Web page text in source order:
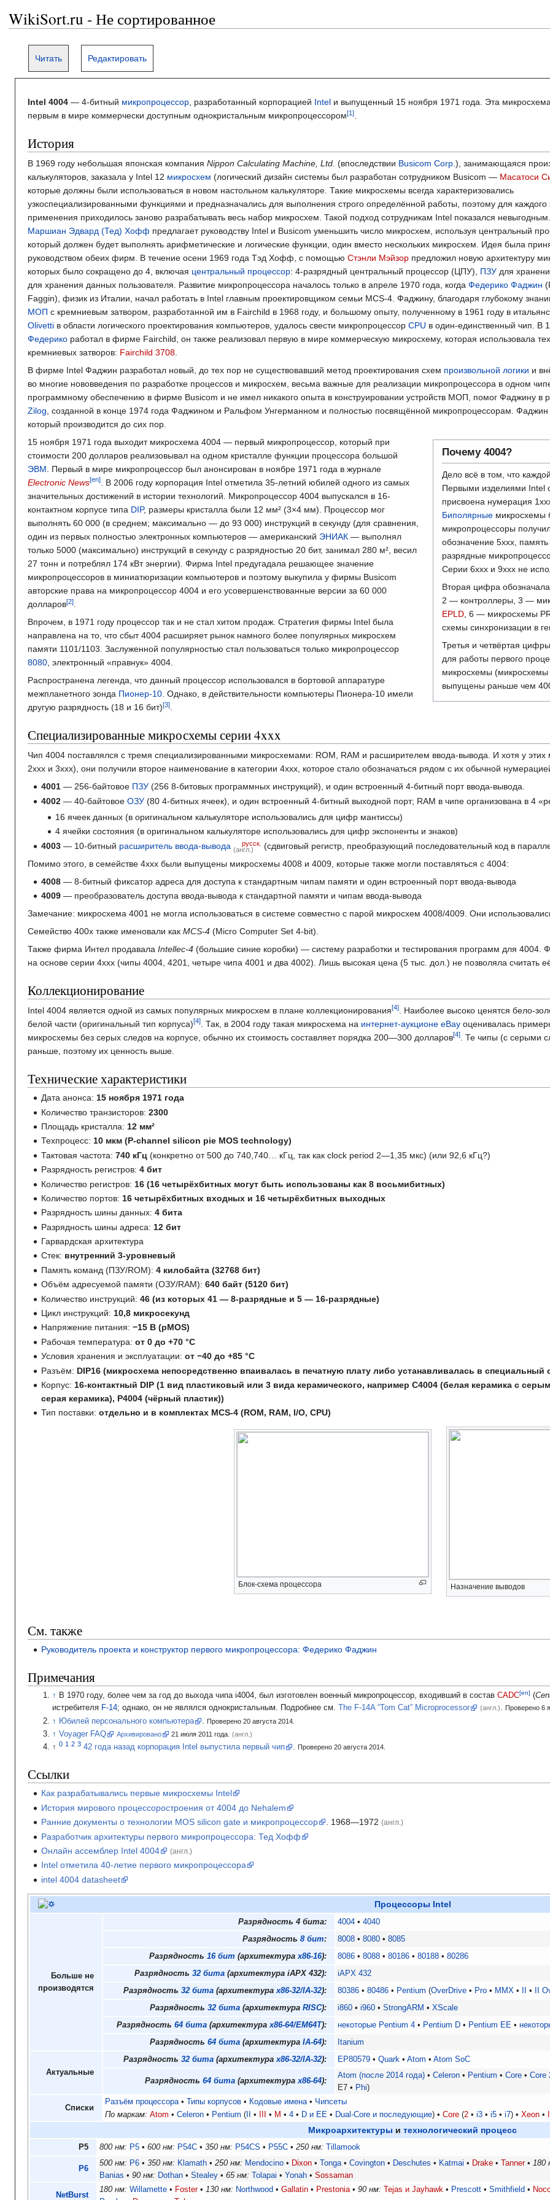
WikiSort.ru - Не сортированное
Читать Редактировать
Intel 4004 — 4-битный микропроцессор , разработанный корпорацией Intel и выпущенный 15 ноября 1971 года. Эта микросхема
первым в мире коммерчески доступным однокристальным микропроцессором
История
В 1969 году небольшая японская компания Nippon Calculating Machine, Ltd. (впоследствии Busicom Corp. ), занимающаяся
калькуляторов, заказала у Intel 12 микросхем (логический дизайн системы был разработан сотрудником Busicom — Масатоси
которые должны были использоваться в новом настольном калькуляторе. Такие микросхемы всегда характеризовались
узкоспециализированными функциями и предназначались для выполнения строго определённой работы, поэтому для каждого
применения приходилось заново разрабатывать весь набор микросхем. Такой подход сотрудникам Intel показался
Маршиан Эдвард (Тед) Хофф предлагает руководству Intel и Busicom уменьшить число микросхем, используя центральный
который должен будет выполнять арифметические и логические функции, один вместо нескольких микросхем. Идея была
руководством обеих фирм. В течение осени 1969 года Тэд Хофф, с помощью Стэнли Мэйзор предложил новую архитектуру
которых было сокращено до 4, включая центральный процессор: 4-разрядный центральный процессор (ЦПУ), ПЗУ для
для хранения данных пользователя. Развитие микропроцессора началось только в апреле 1970 года, когда Федерико Фаджин
Faggin), физик из Италии, начал работать в Intel главным проектировщиком семьи MCS-4. Фаджину, благодаря глубокому
МОП с кремниевым затвором, разработанной им в Fairchild в 1968 году, и большому опыту, полученному в 1961 году в
Olivetti в области логического проектирования компьютеров, удалось свести микропроцессор CPU в один-единственный чип. В
Федерико работал в фирме Fairchild, он также реализовал первую в мире коммерческую микросхему, которая использовала
кремниевых затворов: Fairchild 3708
В фирме Intel Фаджин разработал новый, до тех пор не существовавший метод проектирования схем произвольной логики и
во многие нововведения по разработке процессов и микросхем, весьма важные для реализации микропроцессора в одном
программному обеспечению в фирме Busicom и не имел никакого опыта в конструировании устройств МОП, помог Фаджину в
Zilog , созданной в конце 1974 года Фаджином и Ральфом Унгерманном и полностью посвящённой микропроцессорам.
который производится до сих пор.
Почему 4004?
Дело всё в том, что
Первыми изделиями Intel
присвоена нумерация
Биполярныемикросхемы
микропроцессоры
обозначение 5xxx,
разрядные
Серии 6xxx и 9xxx не
Вторая цифра
2 — контроллеры, 3 —
EPLD, 6 — микросхемы
схемы синхронизации в
Третья и четвёртая
для работы первого
микросхемы (микросхемы
выпущены раньше чем
15 ноября 1971 года выходит микросхема 4004 — первый микропроцессор, который при
стоимости 200 долларов реализовывал на одном кристалле функции процессора большой
ЭВМ . Первый в мире микропроцессор был анонсирован в ноябре 1971 года в журнале
Electronic News[en]
. В 2006 году корпорация Intel отметила 35-летний юбилей одного из самых
значительных достижений в истории технологий. Микропроцессор 4004 выпускался в 16-
контактном корпусе типа DIP, размеры кристалла были 12 мм² (3×4 мм). Процессор мог
выполнять 60 000 (в среднем; максимально — до 93 000) инструкций в секунду (для сравнения,
один из первых полностью электронных компьютеров — американский ЭНИАК — выполнял
только 5000 (максимально) инструкций в секунду с разрядностью 20 бит, занимал 280 м² , весил
27 тонн и потреблял 174 кВтэнергии). Фирма Intel предугадала решающее значение
микропроцессоров в миниатюризации компьютеров и поэтому выкупила у фирмы Busicom
авторские права на микропроцессор 4004 и его усовершенствованные версии за 60 000
долларов
Впрочем, в 1971 году процессор так и не стал хитом продаж. Стратегия фирмы Intel была
направлена на то, что сбыт 4004 расширяет рынок намного более популярных микросхем
памяти 1101/1103. Заслуженной популярностью стал пользоваться только микропроцессор
8080 , электронный «правнук» 4004.
Распространена легенда, что данный процессор использовался в бортовой аппаратуре
межпланетного зонда Пионер-10 . Однако, в действительности компьютеры Пионера-10 имели
другую разрядность (18 и 16 бит)
Специализированные микросхемы серии 4xxx
Чип 4004 поставлялся с тремя специализированными микросхемами: ROM, RAM и расширителем ввода-вывода. И хотя у
2xxx и 3xxx), они получили второе наименование в категории 4xxx, которое стало обозначаться рядом с их обычной
4001 — 256-байтовое ПЗУ (256 8-битовых программных инструкций), и один встроенный 4-битный порт ввода-вывода.
4002 — 40-байтовоеОЗУ (80 4-битных ячеек), и один встроенный 4-битный выходной порт; RAM в чипе организована в 4
16 ячеек данных (в оригинальном калькуляторе использовались для цифр мантиссы)
4 ячейки состояния (в оригинальном калькуляторе использовались для цифр экспоненты и знаков)
4003 — 10-битный расширитель ввода-вывода (англ.)
русск. (сдвиговый регистр, преобразующий последовательный код в
Помимо этого, в семействе 4xxx были выпущены микросхемы 4008 и 4009, которые также могли поставляться с 4004:
4008 — 8-битный фиксатор адреса для доступа к стандартным чипам памяти и один встроенный порт ввода-вывода
4009 — преобразователь доступа ввода-вывода к стандартной памяти и чипам ввода-вывода
Замечание: микросхема 4001 не могла использоваться в системе совместно с парой микросхем 4008/4009. Они
Семейство 400x также именовали как MCS-4 (Micro Computer Set 4-bit).
Также фирма Интел продавала Intellec-4 (большие синие коробки) — систему разработки и тестирования программ для
на основе серии 4xxx (чипы 4004, 4201, четыре чипа 4001 и два 4002). Лишь высокая цена (5 тыс. дол.) не позволяла считать
Коллекционирование
Intel 4004 является одной из самых популярных микросхем в плане коллекционирования
. Наиболее высоко ценятся бело-
белой части (оригинальный тип корпуса)
. Так, в 2004 году такая микросхема на интернет-аукционе eBay оценивалась
микросхемы без серых следов на корпусе, обычно их стоимость составляет порядка 200—300 долларов
. Те чипы (с серыми
раньше, поэтому их ценность выше.
Технические характеристики
Дата анонса: 15 ноября 1971 года
Количество транзисторов:2300
Площадь кристалла: 12 мм²
Техпроцесс:10 мкм (P-channel silicon pie MOS technology)
Тактовая частота:740 кГц (конкретно от 500 до740,740… кГц , так как clock period 2—1,35 мкс) (или 92,6 кГц?)
Разрядность регистров:4 бит
Количество регистров: 16 (16 четырёхбитных могут быть использованы как 8 восьмибитных)
Количество портов: 16 четырёхбитных входных и 16 четырёхбитных выходных
Разрядность шины данных:4 бита
Разрядность шины адреса: 12 бит
Гарвардская архитектура
Стек: внутренний 3-уровневый
Память команд (ПЗУ/ROM):4 килобайта (32768 бит)
Объём адресуемой памяти (ОЗУ/RAM):640 байт (5120 бит)
Количество инструкций:46 (из которых 41 — 8-разрядные и 5 — 16-разрядные)
Цикл инструкций: 10,8 микросекунд
Напряжение питания:−15 В (pMOS)
Рабочая температура:от 0 до +70 °C
Условия хранения и эксплуатации:от −40 до +85 °C
Разъём: DIP16 (микросхема непосредственно впаивалась в печатную плату либо устанавливалась в специальный
Корпус: 16-контактный DIP (1 вид пластиковый или 3 вида керамического, например C4004 (белая керамика с
серая керамика), P4004 (чёрный пластик))
Тип поставки:отдельно и в комплектах MCS-4 (ROM, RAM, I/O, CPU)
Блок-схема процессора Назначение выводов
См. также
Руководитель проекта и конструктор первого микропроцессора: Федерико Фаджин
Примечания
В 1970 году, более чем за год до выхода чипа i4004, был изготовлен военный микропроцессор, входивший в составCADC[en] (
истребителя F-14; однако, он не являлся однокристальным. Подробнее см. The F-14A “Tom Cat” Microprocessor (англ.). Проверено 6
Юбилей персонального компьютера Проверено 20 августа 2014.
Voyager FAQ Архивировано 21 июля 2011 года. (англ.)
42 года назад корпорация Intel выпустила первый чип . Проверено 20 августа 2014.
Ссылки
Как разрабатывались первые микросхемы Intel
История мирового процессоростроения от 4004 до Nehalem
Ранние документы o технологии MOS silicon gate и микропроцессор
. 1968—1972 (англ.)
Разработчик архитектуры первого микропроцессора: Тед Хофф
Онлайн ассемблер Intel 4004
(англ.)
Intel отметила 40-летие первого микропроцессора
intel 4004 datasheet
Процессоры Intel
Больше не
производятся
Разрядность 4 бита: 4004
4040
Разрядность8 бит: 8008 8080
8085
Разрядность16 бит (архитектураx86-16): 8086 8088 80186 80188
80286
Разрядность32 бита (архитектура iAPX 432):
iAPX 432
Разрядность32 бита (архитектураx86-32/IA-32): 80386 80486 Pentium OverDrive Pro MMX II
Разрядность32 бита (архитектураRISC): i860 i960 StrongARM
XScale
Разрядность64 бита (архитектураx86-64/EM64T): некоторые Pentium 4 Pentium D Pentium EE
Разрядность64 бита (архитектураIA-64): Itanium
Актуальные
Разрядность32 бита (архитектураx86-32/IA-32): EP80579 Quark Atom Atom SoC
Разрядность64 бита (архитектураx86-64):
Atom (после 2014 года) Celeron Pentium Core Core
E7
Phi
Списки
Разъём процессора Типы корпусов Кодовые имена
Чипсеты
По маркам: Atom Celeron Pentium M 4 D и EE Dual-Core и последующие Core 2 i3 i5 i7 Xeon
Микроархитектуры и технологический процесс
P5 800 нм: P5 600 нм: P54C 350 нм: P54CS P55C 250 нм: Tillamook
P6
500 нм: P6 350 нм: Klamath 250 нм: Mendocino Dixon Tonga Covington Deschutes Katmai Drake Tanner 180
Banias
90 нм: Dothan Stealey 65 нм: Tolapai Yonah Sossaman
NetBurst
180 нм: Willamette Foster 130 нм: Northwood Gallatin Prestonia 90 нм: Tejas и Jayhawk Prescott Smithfield